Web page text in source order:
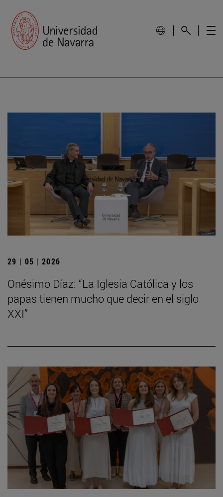
29 | 05 | 2026
Onésimo Díaz: “La Iglesia Católica y los
papas tienen mucho que decir en el siglo
XXI”